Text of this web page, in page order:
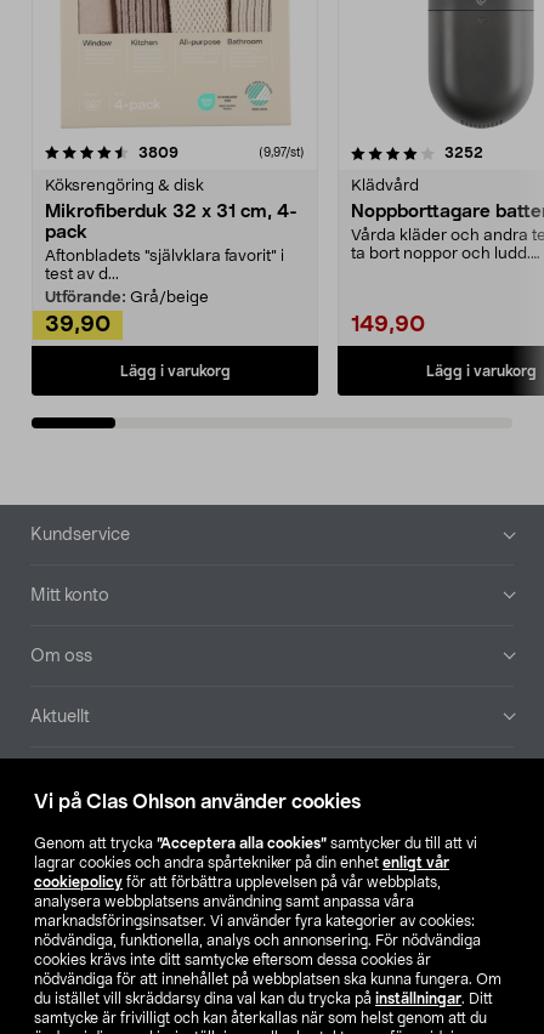
Vi på Clas Ohlson använder cookies
Genom att trycka ”Acceptera alla cookies” samtycker du till att vi
lagrar cookies och andra spårtekniker på din enhet enligt vår
cookiepolicy för att förbättra upplevelsen på vår webbplats,
analysera webbplatsens användning samt anpassa våra
marknadsföringsinsatser. Vi använder fyra kategorier av cookies:
nödvändiga, funktionella, analys och annonsering. För nödvändiga
cookies krävs inte ditt samtycke eftersom dessa cookies är
nödvändiga för att innehållet på webbplatsen ska kunna fungera. Om
du istället vill skräddarsy dina val kan du trycka på inställningar. Ditt
samtycke är frivilligt och kan återkallas när som helst genom att du
3809recensioner (9,97/st)
Köksrengöring & disk
Mikrofiberduk 32 x 31 cm, 4-
pack
Aftonbladets "självklara favorit” i
test av d...
Utförande: Grå/beige
39,90
Lägg i varukorg
4.0av 5 stjärnor 3252
Klädvård
Noppborttagare
Vårda kläder och andra
ta bort noppor och ludd.
149,90
Lägg i varukorg
4.5av 5 stjärnor
Sidfot
Kundservice
Mitt konto
Om oss
Aktuellt
Hitta butik
SE NO FI